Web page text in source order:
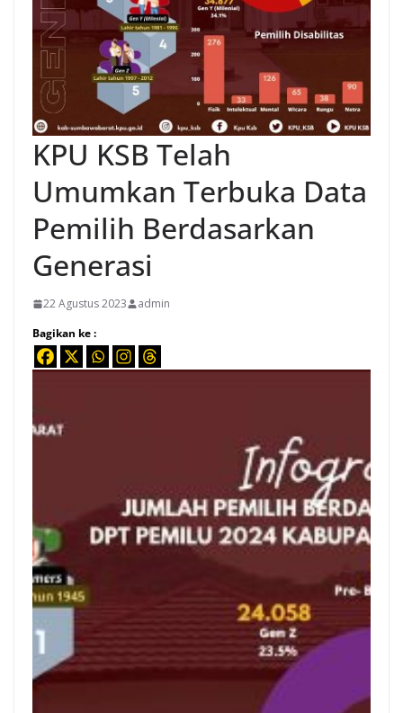
KPU KSB Telah
Umumkan Terbuka Data
Pemilih Berdasarkan
Generasi
22 Agustus 2023
admin
Bagikan ke :